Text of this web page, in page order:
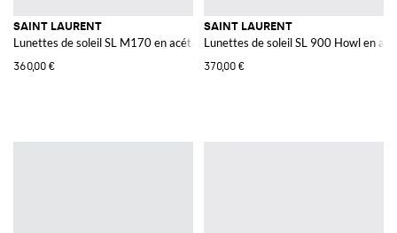
SAINT LAURENT
Lunettes de soleil SL M170 en acétate
360,00 €
SAINT LAURENT
Lunettes de soleil SL 900 Howl en
370,00 €